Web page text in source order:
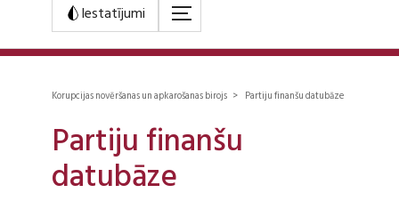
Iestatījumi
Korupcijas novēršanas un apkarošanas birojs > Partiju finanšu datubāze
Partiju finanšu
datubāze